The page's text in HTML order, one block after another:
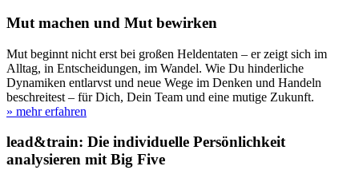
Mut machen und Mut bewirken
Mut beginnt nicht erst bei großen Heldentaten – er zeigt sich im
Alltag, in Entscheidungen, im Wandel. Wie Du hinderliche
Dynamiken entlarvst und neue Wege im Denken und Handeln
beschreitest – für Dich, Dein Team und eine mutige Zukunft.
» mehr erfahren
lead&train: Die individuelle Persönlichkeit
analysieren mit Big Five